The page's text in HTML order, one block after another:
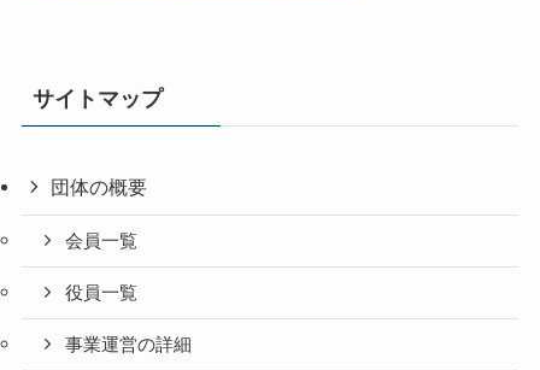
サイトマップ
団体の概要
会員一覧
役員一覧
事業運営の詳細